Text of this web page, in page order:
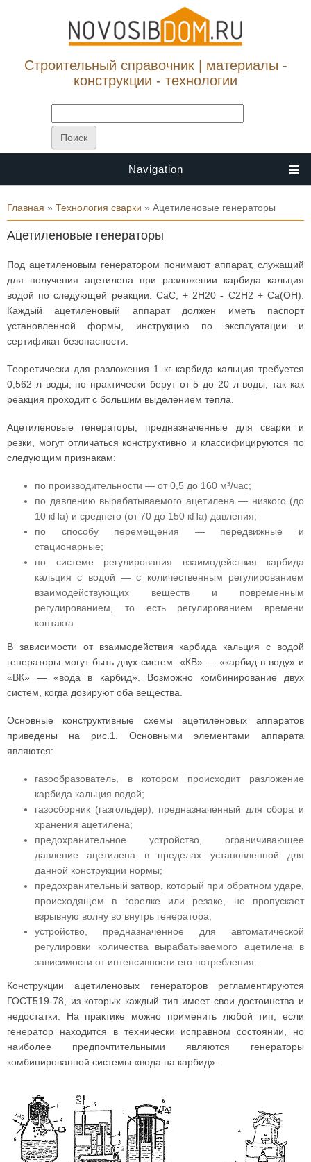
Строительный справочник | материалы -
конструкции - технологии
Navigation
Вы здесь
Главная » Технология сварки » Ацетиленовые генераторы
Ацетиленовые генераторы
Под ацетиленовым генератором понимают аппарат, служащий
для получения ацетилена при разложении карбида кальция
водой по следующей реакции: СаС, + 2Н20 - С2Н2 + Са(ОН).
Каждый ацетиленовый аппарат должен иметь паспорт
установленной формы, инструкцию по эксплуатации и
сертификат безопасности.
Теоретически для разложения 1 кг карбида кальция требуется
0,562 л воды, но практически берут от 5 до 20 л воды, так как
реакция проходит с большим выделением тепла.
Ацетиленовые генераторы, предназначенные для сварки и
резки, могут отличаться конструктивно и классифицируются по
следующим признакам:
по производительности — от 0,5 до 160 м³/час;
по давлению вырабатываемого ацетилена — низкого (до
10 кПа) и среднего (от 70 до 150 кПа) давления;
по способу перемещения — передвижные и
стационарные;
по системе регулирования взаимодействия карбида
кальция с водой — с количественным регулированием
взаимодействующих веществ и повременным
регулированием, то есть регулированием времени
контакта.
В зависимости от взаимодействия карбида кальция с водой
генераторы могут быть двух систем: «КВ» — «карбид в воду» и
«ВК» — «вода в карбид». Возможно комбинирование двух
систем, когда дозируют оба вещества.
Основные конструктивные схемы ацетиленовых аппаратов
приведены на рис.1. Основными элементами аппарата
являются:
газообразователь, в котором происходит разложение
карбида кальция водой;
газосборник (газгольдер), предназначенный для сбора и
хранения ацетилена;
предохранительное устройство, ограничивающее
давление ацетилена в пределах установленной для
данной конструкции нормы;
предохранительный затвор, который при обратном ударе,
происходящем в горелке или резаке, не пропускает
взрывную волну во внутрь генератора;
устройство, предназначенное для автоматической
регулировки количества вырабатываемого ацетилена в
зависимости от интенсивности его потребления.
Конструкции ацетиленовых генераторов регламентируются
ГОСТ519-78, из которых каждый тип имеет свои достоинства и
недостатки. На практике можно применить любой тип, если
генератор находится в технически исправном состоянии, но
наиболее предпочтительными являются генераторы
комбинированной системы «вода на карбид».